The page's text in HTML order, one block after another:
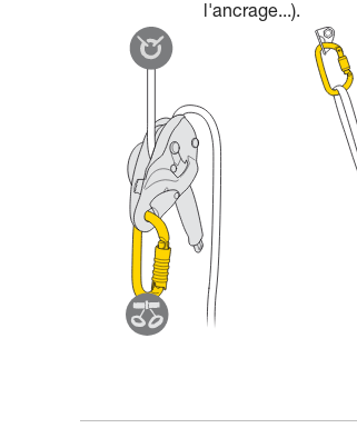
l'ancrage...).